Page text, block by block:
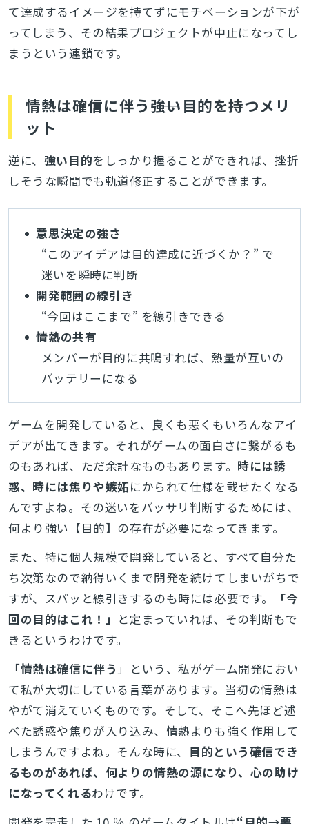
て達成するイメージを持てずにモチベーションが下が
ってしまう、その結果プロジェクトが中止になってし
まうという連鎖です。
情熱は確信に伴う――強い目的を持つメリ
ット
逆に、 強い目的をしっかり握ることができれば、挫折
しそうな瞬間でも軌道修正することができます。
意思決定の強さ
“このアイデアは目的達成に近づくか？” で
迷いを瞬時に判断
開発範囲の線引き
“今回はここまで” を線引きできる
情熱の共有
メンバーが目的に共鳴すれば、熱量が互いの
バッテリーになる
ゲームを開発していると、良くも悪くもいろんなアイ
デアが出てきます。それがゲームの面白さに繋がるも
のもあれば、ただ余計なものもあります。 時には誘
惑、時には焦りや嫉妬にかられて仕様を載せたくなる
んですよね。その迷いをバッサリ判断するためには、
何より強い【目的】の存在が必要になってきます。
また、特に個人規模で開発していると、すべて自分た
ち次第なので納得いくまで開発を続けてしまいがちで
すが、スパッと線引きするのも時には必要です。
「今
回の目的はこれ！」 と定まっていれば、その判断もで
きるというわけです。
「情熱は確信に伴う 」という、私がゲーム開発におい
て私が大切にしている言葉があります。当初の情熱は
やがて消えていくものです。そして、そこへ先ほど述
べた誘惑や焦りが入り込み、情熱よりも強く作用して
しまうんですよね。そんな時に、 目的という確信でき
るものがあれば、何よりの情熱の源になり、心の助け
になってくれるわけです。